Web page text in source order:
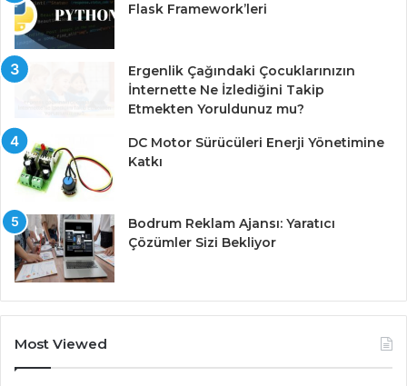
Flask Framework’leri
Ergenlik Çağındaki Çocuklarınızın
İnternette Ne İzlediğini Takip
Etmekten Yoruldunuz mu?
DC Motor Sürücüleri Enerji Yönetimine
Katkı
Bodrum Reklam Ajansı: Yaratıcı
Çözümler Sizi Bekliyor
Most Viewed